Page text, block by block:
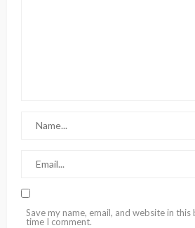
Save my name, email, and website in
time I comment.